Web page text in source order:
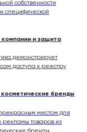
собственности
специфической
компании и защита
демонстрирует
доступа к реестру
бренды
местом для
рекламы товаров из